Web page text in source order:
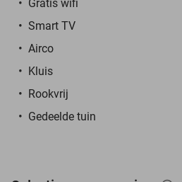
Gratis wifi
Smart TV
Airco
Kluis
Rookvrij
Gedeelde tuin